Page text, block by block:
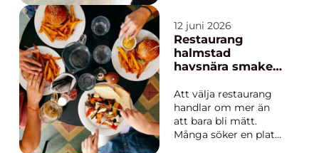
hopar sig. När en
närstående avlider
behöver anhöriga
både k&...
12 juni 2026
Restaurang
halmstad
havsnära smaker,
och upplevelser
året runt
Att välja restaurang
handlar om mer än
att bara bli mätt.
Många söker en plats